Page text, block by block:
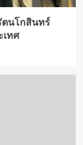
ตนโกสินทร์
เทศ